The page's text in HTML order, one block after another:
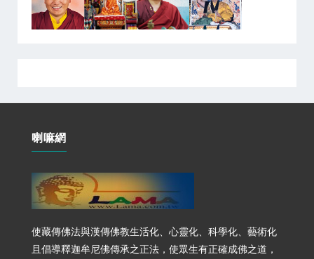
喇嘛網
使藏傳佛法與漢傳佛教生活化、心靈化、科學化、藝術化
且倡導釋迦牟尼佛傳承之正法，使眾生有正確成佛之道，